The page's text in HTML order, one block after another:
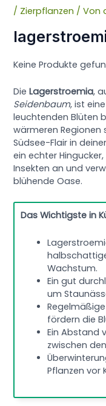
/ Zierpflanzen / Von
Keine Produkte
DieLagerstroemia,
Seidenbaum, ist
leuchtenden Blüten
wärmeren
Südsee-Flair in
ein echter
Insekten an und
blühende Oase.
Das Wichtigste in
Wachstum.
Ein gut
um
fördern die
Ein Abstand
zwischen
Pflanzen vor